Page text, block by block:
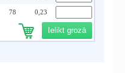
78 0,23
Ielikt grozā